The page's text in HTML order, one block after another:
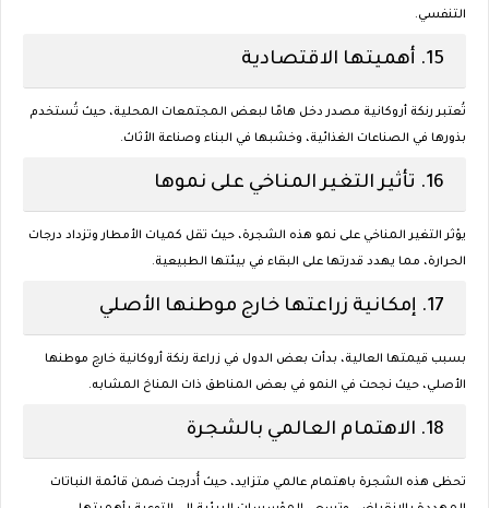
التنفسي.
15. أهميتها الاقتصادية
تُعتبر رنكة أروكانية مصدر دخل هامًا لبعض المجتمعات المحلية، حيث تُستخدم
بذورها في الصناعات الغذائية، وخشبها في البناء وصناعة الأثاث.
16. تأثير التغير المناخي على نموها
يؤثر التغير المناخي على نمو هذه الشجرة، حيث تقل كميات الأمطار وتزداد درجات
الحرارة، مما يهدد قدرتها على البقاء في بيئتها الطبيعية.
17. إمكانية زراعتها خارج موطنها الأصلي
بسبب قيمتها العالية، بدأت بعض الدول في زراعة رنكة أروكانية خارج موطنها
الأصلي، حيث نجحت في النمو في بعض المناطق ذات المناخ المشابه.
18. الاهتمام العالمي بالشجرة
تحظى هذه الشجرة باهتمام عالمي متزايد، حيث أُدرجت ضمن قائمة النباتات